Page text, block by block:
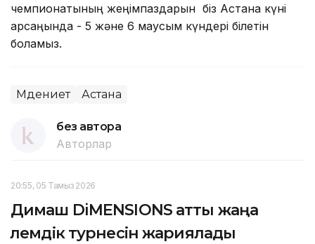
чемпионатының жеңімпаздарын біз Астана күні
қарсаңында - 5 және 6 маусым күндері білетін
боламыз.
Мәдениет Астана
без автора
Авторлар
20:55, 05 Тамыз 2026
Димаш DiMENSIONS атты жаңа
әлемдік турнесін жариялады